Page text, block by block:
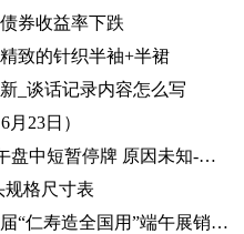
券收益率下跌
致的针织半袖+半裙
_谈话记录内容怎么写
23日）
新创建集团(00659)6月23日下午盘中短暂停牌 原因未知-环球热闻
规格尺寸表
从“空手而来”到“满载而归” 首届“仁寿造全国用”端午展销会开幕_全球观天下